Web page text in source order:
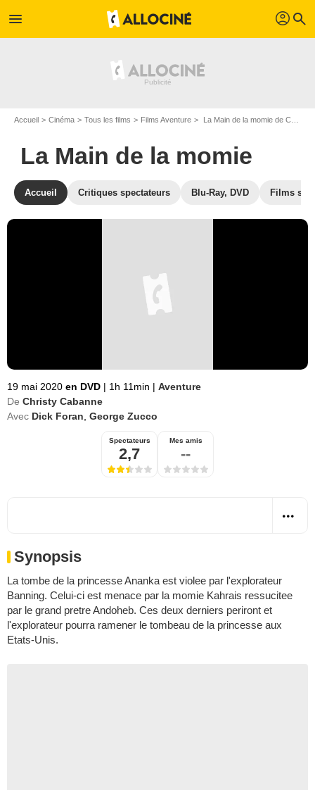
menu profil search
Accueil Cinéma Tous les films Films Aventure La Main de la momie de Christy Cabanne
La Main de la momie
Accueil Critiques spectateurs Blu-Ray, DVD Films
19 mai 2020 en DVD | 1h 11min | Aventure
De Christy Cabanne
Avec Dick Foran George Zucco
Spectateurs
2,7
Mes amis
--
Synopsis
La tombe de la princesse Ananka est violee par l'explorateur
Banning. Celui-ci est menace par la momie Kahrais ressucitee
par le grand pretre Andoheb. Ces deux derniers periront et
l'explorateur pourra ramener le tombeau de la princesse aux
Etats-Unis.